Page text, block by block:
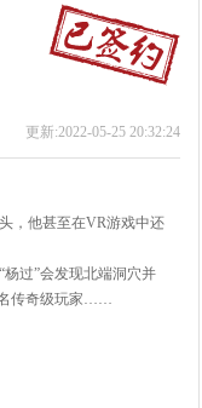
更新:2022-05-25 20:32:24
，他甚至在VR游戏中还
过”会发现北端洞穴并
名传奇级玩家……